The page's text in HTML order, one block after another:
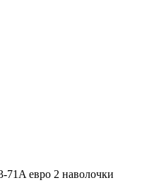
71A евро 2 наволочки